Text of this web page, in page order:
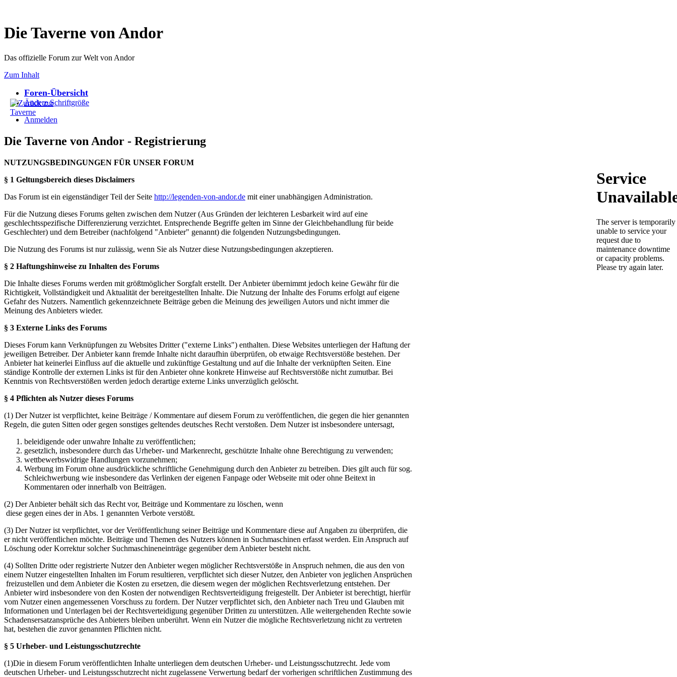
Die Taverne von Andor
Das offizielle Forum zur Welt von Andor
Zum Inhalt
Foren-Übersicht
Ändere Schriftgröße
Anmelden
Die Taverne von Andor - Registrierung
NUTZUNGSBEDINGUNGEN FÜR UNSER FORUM
§ 1 Geltungsbereich dieses Disclaimers
Das Forum ist ein eigenständiger Teil der Seite http://legenden-von-andor.de mit einer unabhängigen Administration.
Für die Nutzung dieses Forums gelten zwischen dem Nutzer (Aus Gründen der leichteren Lesbarkeit wird auf eine
geschlechtsspezifische Differenzierung verzichtet. Entsprechende Begriffe gelten im Sinne der Gleichbehandlung für beide
Geschlechter) und dem Betreiber (nachfolgend "Anbieter" genannt) die folgenden Nutzungsbedingungen.
Die Nutzung des Forums ist nur zulässig, wenn Sie als Nutzer diese Nutzungsbedingungen akzeptieren.
§ 2 Haftungshinweise zu Inhalten des Forums
Die Inhalte dieses Forums werden mit größtmöglicher Sorgfalt erstellt. Der Anbieter übernimmt jedoch keine Gewähr für die
Richtigkeit, Vollständigkeit und Aktualität der bereitgestellten Inhalte. Die Nutzung der Inhalte des Forums erfolgt auf eigene
Gefahr des Nutzers. Namentlich gekennzeichnete Beiträge geben die Meinung des jeweiligen Autors und nicht immer die
Meinung des Anbieters wieder.
§ 3 Externe Links des Forums
Dieses Forum kann Verknüpfungen zu Websites Dritter ("externe Links") enthalten. Diese Websites unterliegen der Haftung der
jeweiligen Betreiber. Der Anbieter kann fremde Inhalte nicht daraufhin überprüfen, ob etwaige Rechtsverstöße bestehen. Der
Anbieter hat keinerlei Einfluss auf die aktuelle und zukünftige Gestaltung und auf die Inhalte der verknüpften Seiten. Eine
ständige Kontrolle der externen Links ist für den Anbieter ohne konkrete Hinweise auf Rechtsverstöße nicht zumutbar. Bei
Kenntnis von Rechtsverstößen werden jedoch derartige externe Links unverzüglich gelöscht.
§ 4 Pflichten als Nutzer dieses Forums
(1) Der Nutzer ist verpflichtet, keine Beiträge / Kommentare auf diesem Forum zu veröffentlichen, die gegen die hier genannten
Regeln, die guten Sitten oder gegen sonstiges geltendes deutsches Recht verstoßen. Dem Nutzer ist insbesondere untersagt,
beleidigende oder unwahre Inhalte zu veröffentlichen;
gesetzlich, insbesondere durch das Urheber- und Markenrecht, geschützte Inhalte ohne Berechtigung zu verwenden;
wettbewerbswidrige Handlungen vorzunehmen;
Werbung im Forum ohne ausdrückliche schriftliche Genehmigung durch den Anbieter zu betreiben. Dies gilt auch für sog.
Schleichwerbung wie insbesondere das Verlinken der eigenen Fanpage oder Webseite mit oder ohne Beitext in
Kommentaren oder innerhalb von Beiträgen.
(2) Der Anbieter behält sich das Recht vor, Beiträge und Kommentare zu löschen, wenn
diese gegen eines der in Abs. 1 genannten Verbote verstößt.
(3) Der Nutzer ist verpflichtet, vor der Veröffentlichung seiner Beiträge und Kommentare diese auf Angaben zu überprüfen, die
er nicht veröffentlichen möchte. Beiträge und Themen des Nutzers können in Suchmaschinen erfasst werden. Ein Anspruch auf
Löschung oder Korrektur solcher Suchmaschineneinträge gegenüber dem Anbieter besteht nicht.
(4) Sollten Dritte oder registrierte Nutzer den Anbieter wegen möglicher Rechtsverstöße in Anspruch nehmen, die aus den von
einem Nutzer eingestellten Inhalten im Forum resultieren, verpflichtet sich dieser Nutzer, den Anbieter von jeglichen Ansprüchen
freizustellen und dem Anbieter die Kosten zu ersetzen, die diesem wegen der möglichen Rechtsverletzung entstehen. Der
Anbieter wird insbesondere von den Kosten der notwendigen Rechtsverteidigung freigestellt. Der Anbieter ist berechtigt, hierfür
vom Nutzer einen angemessenen Vorschuss zu fordern. Der Nutzer verpflichtet sich, den Anbieter nach Treu und Glauben mit
Informationen und Unterlagen bei der Rechtsverteidigung gegenüber Dritten zu unterstützen. Alle weitergehenden Rechte sowie
Schadensersatzansprüche des Anbieters bleiben unberührt. Wenn ein Nutzer die mögliche Rechtsverletzung nicht zu vertreten
hat, bestehen die zuvor genannten Pflichten nicht.
§ 5 Urheber- und Leistungsschutzrechte
(1)Die in diesem Forum veröffentlichten Inhalte unterliegen dem deutschen Urheber- und Leistungsschutzrecht. Jede vom
deutschen Urheber- und Leistungsschutzrecht nicht zugelassene Verwertung bedarf der vorherigen schriftlichen Zustimmung des